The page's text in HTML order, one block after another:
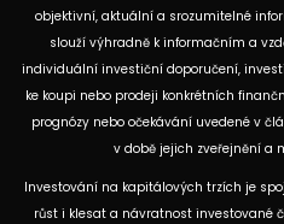
objektivní, aktuální a srozumitelné
slouží výhradně k informačním a
individuální investiční doporučení,
ke koupi nebo prodeji konkrétních
prognózy nebo očekávání uvedené v
v době jejich zveřejnění a
Investování na kapitálových trzích je
růst i klesat a návratnost investované